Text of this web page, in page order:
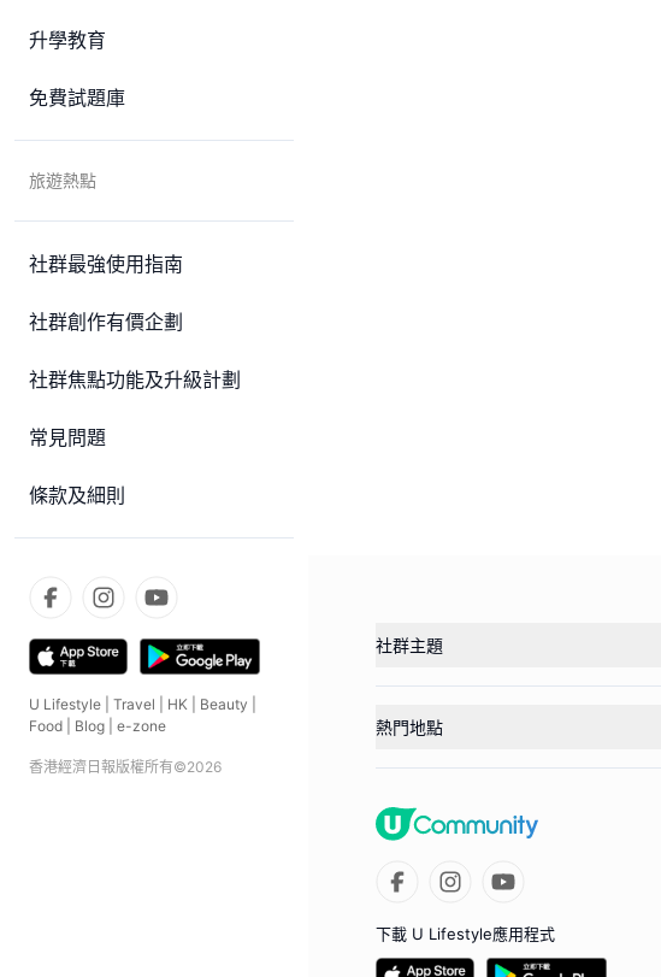
升學教育
免費試題庫
旅遊熱點
社群最強使用指南
社群創作有價企劃
社群焦點功能及升級計劃
常見問題
條款及細則
U Lifestyle Travel HK Beauty
Food
Blog e-zone
香港經濟日報版權所有©2026
社群主題
熱門地點
下載 U Lifestyle應用程式